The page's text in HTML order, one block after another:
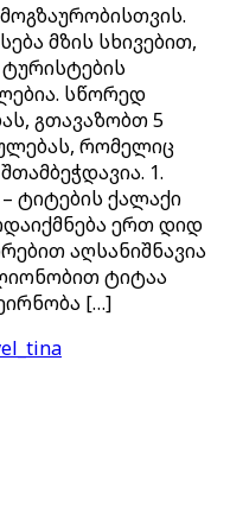
მზის სხივებით,
სწორედ
გთავაზობთ 5
რომელიც
1.
ტიტების ქალაქი
ერთ დიდ
აღსანიშნავია
ტიტაა
[…]